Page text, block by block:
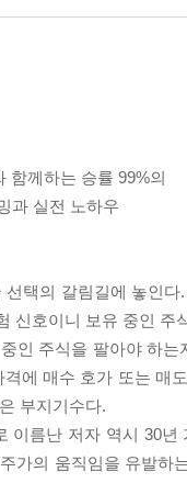
함께하는 승률 99%의
과 실전 노하우
택의 갈림길에 놓인
신호이니 보유 중인
인 주식을 팔아야 하
에 매수 호가 또는 매
부지기수다.
이름난 저자 역시 30
가의 움직임을 유발하